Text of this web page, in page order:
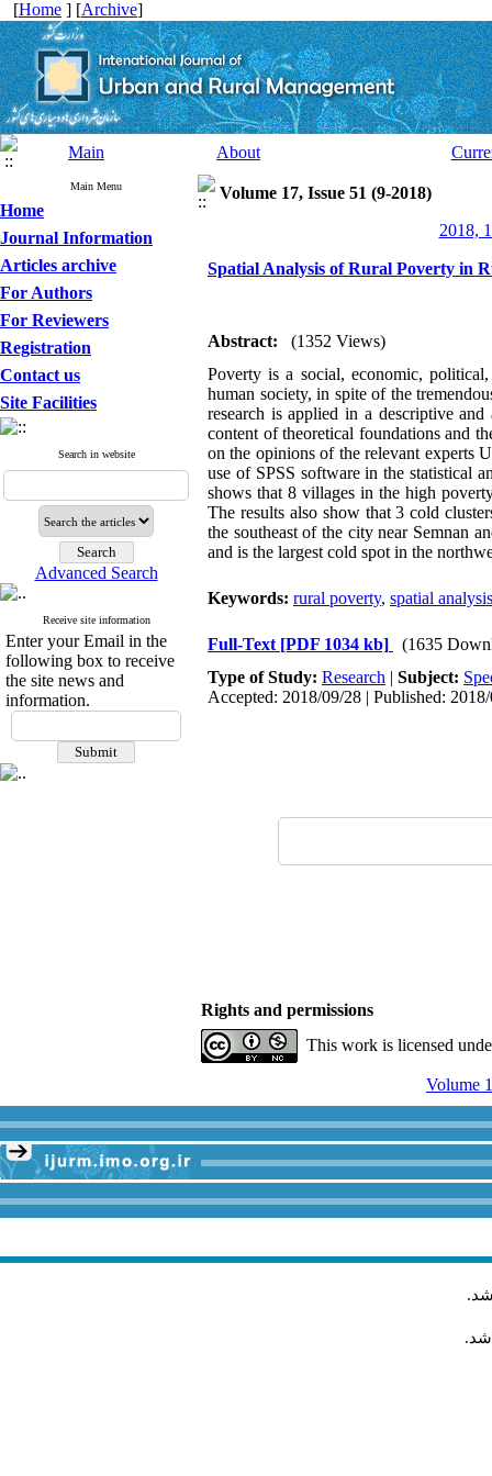
[Home ] [Archive]
Main About
Main Menu
Home
Journal Information
Articles archive
For Authors
For Reviewers
Registration
Contact us
Site Facilities
Search in website
Advanced Search
Receive site information
Enter your Email in the
following box to receive
the site news and
information.
Volume 17, Issue 51 (9-2018)
2018,
Spatial Analysis of Rural Poverty in
Abstract:
(1352 Views)
Poverty is a social, economic,
human society, in spite of the
research is applied in a descriptive
content of theoretical foundations and
on the opinions of the relevant experts
use of SPSS software in the statistical
shows that 8 villages in the high
The results also show that 3 cold
the southeast of the city near Semnan
and is the largest cold spot in the
Keywords: rural poverty, spatial analysis
Full-Text [PDF 1034 kb]
(1635
Type of Study: Research | Subject:
Accepted: 2018/09/28 | Published:
Rights and permissions
This work is licensed
Volume
.